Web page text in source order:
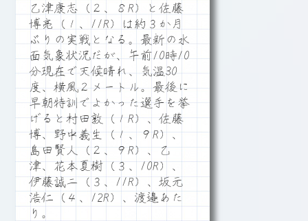
乙津康志（２、８R）と佐藤
博亮（１、11R）は約３か月
ぶりの実戦となる。最新の水
面気象状況だが、午前10時10
分現在で天候晴れ、気温30
度、横風２メートル。最後に
早朝特訓でよかった選手を挙
げると村田敦（１R）、佐藤
博、野中義生（１、９R）、
島田賢人（２、９R）、乙
津、花本夏樹（３、10R）、
伊藤誠二（３、11R）、坂元
浩仁（４、12R）、渡邉あた
り。